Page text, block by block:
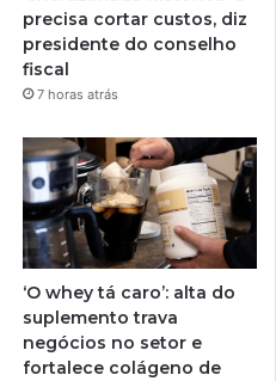
precisa cortar custos, diz
presidente do conselho
fiscal
7 horas atrás
‘O whey tá caro’: alta do
suplemento trava
negócios no setor e
fortalece colágeno de